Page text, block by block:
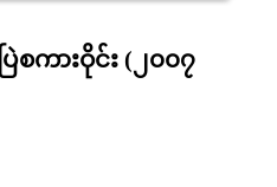
ကားဝိုင်း (၂၀၀၇